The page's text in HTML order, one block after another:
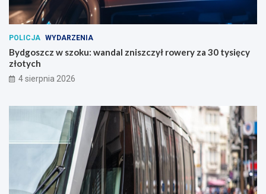
POLICJA WYDARZENIA
Bydgoszcz w szoku: wandal zniszczył rowery za 30 tysięcy
złotych
4 sierpnia 2026